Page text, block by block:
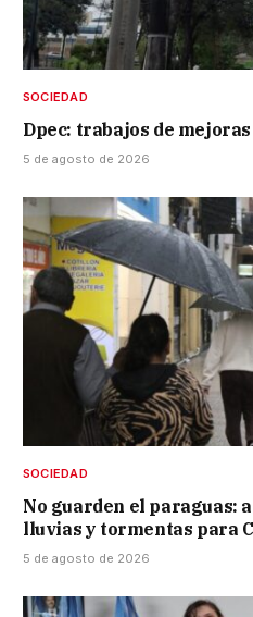
SOCIEDAD
Dpec: trabajos de
5 de agosto de 2026
SOCIEDAD
No guarden el paraguas:
lluvias y tormentas para
5 de agosto de 2026